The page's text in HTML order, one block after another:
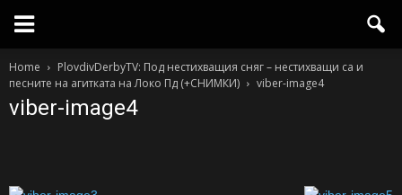
Home
PlovdivDerbyTV: Под нестихващия сняг – нестихващи са и
песните на агитката на Локо Пд (+СНИМКИ)
viber-image4
viber-image4